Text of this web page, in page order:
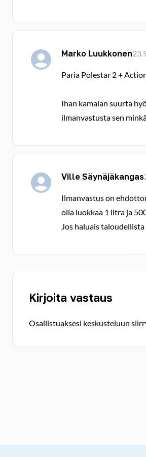
Marko Luukkonen
Paria Polestar 2 +
Ihan kamalan suurta
ilmanvastusta sen
Ville Säynäjäkangas
Ilmanvastus on
olla luokkaa 1 litra ja
Jos haluais
Kirjoita vastaus
Osallistuaksesi keskusteluun